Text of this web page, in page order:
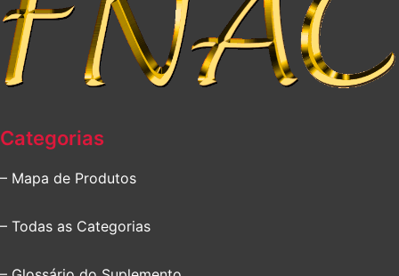
Categorias
– Mapa de Produtos
– Todas as Categorias